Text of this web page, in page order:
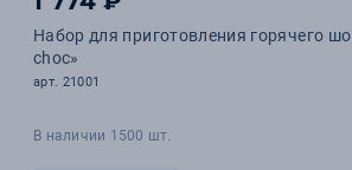
Набор для приготовления горячего
choc»
арт. 21001
В наличии 1500 шт.